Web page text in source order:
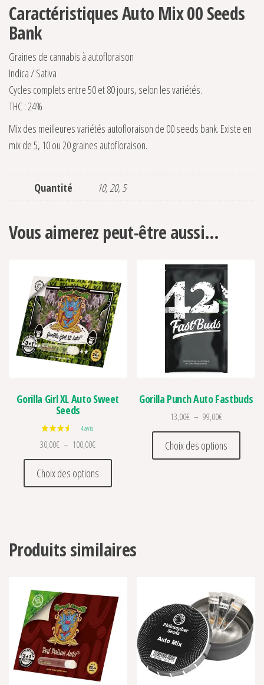
Caractéristiques Auto Mix 00 Seeds
Bank
Graines de cannabis à autofloraison
Indica / Sativa
Cycles complets entre 50 et 80 jours, selon les variétés.
THC : 24%
Mix des meilleures variétés autofloraison de 00 seeds bank. Existe en
mix de 5, 10 ou 20 graines autofloraison.
Quantité 10, 20, 5
Vous aimerez peut-être aussi…
Gorilla Girl XL Auto Sweet
Seeds
30,00€ – 100,00€Plage de prix : 30,00€ à 100,00€
Choix des options
Ce produit a plusieurs variations. Les
Gorilla Punch Auto Fastbuds
13,00€ – 99,00€Plage de prix
Choix des options
Ce
Produits similaires